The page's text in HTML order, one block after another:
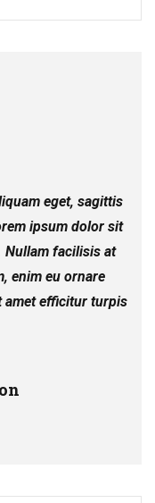
eget, sagittis
ipsum dolor sit
Nullam facilisis at
enim eu ornare
amet efficitur turpis